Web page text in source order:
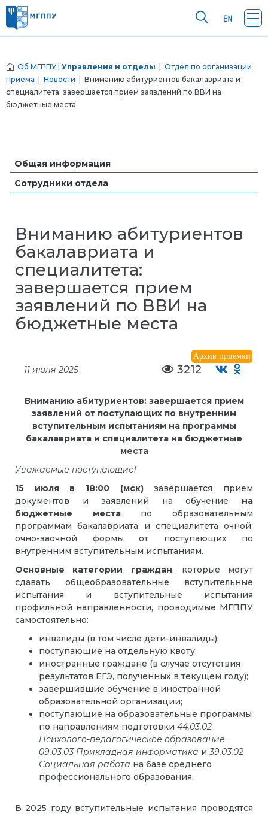
Об МГППУ Управления и отделы
Отдел по организации
приема
Новости | Вниманию абитуриентов бакалавриата и
специалитета: завершается прием заявлений по ВВИ на
бюджетные места
Общая информация
Сотрудники отдела
Вниманию абитуриентов
бакалавриата и
специалитета:
завершается прием
заявлений по ВВИ на
бюджетные места
Архив приемки
11 июля 2025 3212
Вниманию абитуриентов: завершается прием
заявлений от поступающих по внутренним
вступительным испытаниям на программы
бакалавриата и специалитета на бюджетные
места
Уважаемые поступающие!
15 июля в 18:00 (мск)завершается прием
документов и заявлений на обучение на
бюджетные местапо образовательным
программам бакалавриата и специалитета очной,
очно-заочной формы от поступающих по
внутренним вступительным испытаниям.
Основные категории граждан, которые могут
сдавать общеобразовательные вступительные
испытания и вступительные испытания
профильной направленности, проводимые МГППУ
самостоятельно:
инвалиды (в том числе дети-инвалиды);
поступающие на отдельную квоту;
иностранные граждане (в случае отсутствия
результатов ЕГЭ, полученных в текущем году);
завершившие обучение в иностранной
образовательной организации;
поступающие на образовательные программы
по направлениям подготовки 44.03.02
Психолого-педагогическое образование,
09.03.03 Прикладная информатика и 39.03.02
Социальная работа на базе среднего
профессионального образования.
В 2025 году вступительные испытания проводятся